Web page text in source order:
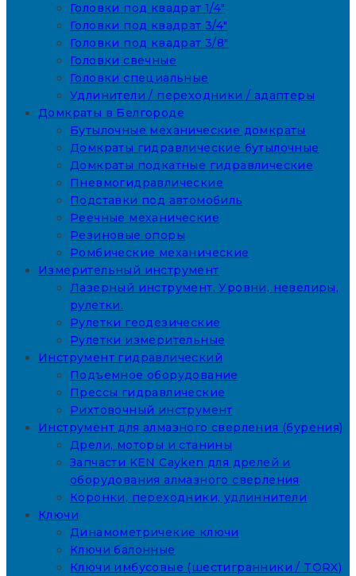
Головки под квадрат 1/4"
Головки под квадрат 3/4"
Головки под квадрат 3/8"
Головки свечные
Головки специальные
Удлинители / переходники / адаптеры
Домкраты в Белгороде
Бутылочные механические домкраты
Домкраты гидравлические бутылочные
Домкраты подкатные гидравлические
Пневмогидравлические
Подставки под автомобиль
Реечные механические
Резиновые опоры
Ромбические механические
Измерительный инструмент
Лазерный инструмент. Уровни, невелиры,
рулетки.
Рулетки геодезические
Рулетки измерительные
Инструмент гидравлический
Подъемное оборудование
Прессы гидравлические
Рихтовочный инструмент
Инструмент для алмазного сверления (бурения)
Дрели, моторы и станины
Запчасти KEN Cayken для дрелей и
оборудования алмазного сверления
Коронки, переходники, удлиннители
Ключи
Динамометричекие ключи
Ключи балонные
Ключи имбусовые (шестигранники / TORX)